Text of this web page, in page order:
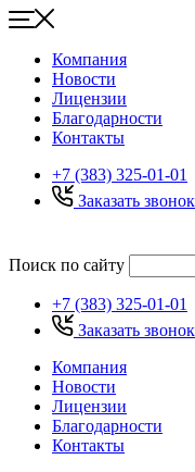
Компания
Новости
Лицензии
Благодарности
Контакты
+7 (383) 325-01-01
Заказать звонок
Поиск по сайту
+7 (383) 325-01-01
Заказать звонок
Компания
Новости
Лицензии
Благодарности
Контакты